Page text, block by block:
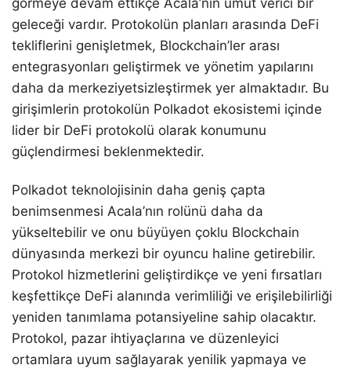
geleceği vardır. Protokolün planları arasında DeFi
tekliflerini genişletmek, Blockchain’ler arası
entegrasyonları geliştirmek ve yönetim yapılarını
daha da merkeziyetsizleştirmek yer almaktadır. Bu
girişimlerin protokolün Polkadot ekosistemi içinde
lider bir DeFi protokolü olarak konumunu
güçlendirmesi beklenmektedir.
Polkadot teknolojisinin daha geniş çapta
benimsenmesi Acala’nın rolünü daha da
yükseltebilir ve onu büyüyen çoklu Blockchain
dünyasında merkezi bir oyuncu haline getirebilir.
Protokol hizmetlerini geliştirdikçe ve yeni fırsatları
keşfettikçe DeFi alanında verimliliği ve erişilebilirliği
yeniden tanımlama potansiyeline sahip olacaktır.
Protokol, pazar ihtiyaçlarına ve düzenleyici
ortamlara uyum sağlayarak yenilik yapmaya ve